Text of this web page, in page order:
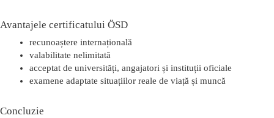
Avantajele certificatului ÖSD
recunoaștere internațională
valabilitate nelimitată
acceptat de universități, angajatori și instituții oficiale
examene adaptate situațiilor reale de viață și muncă
Concluzie